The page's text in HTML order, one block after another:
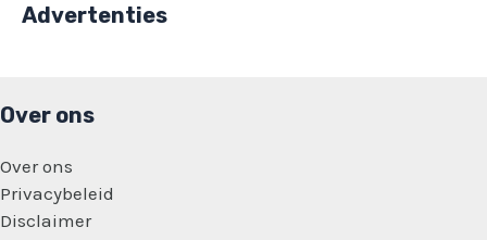
Advertenties
Over ons
Over ons
Privacybeleid
Disclaimer